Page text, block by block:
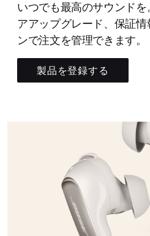
いつでも最高のサウンド
アアップグレード、保証
ンで注文を管理できます。
製品を登録する